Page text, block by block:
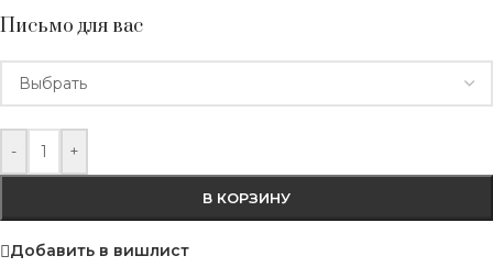
Письмо для вас
- +
В КОРЗИНУ
Добавить в вишлист